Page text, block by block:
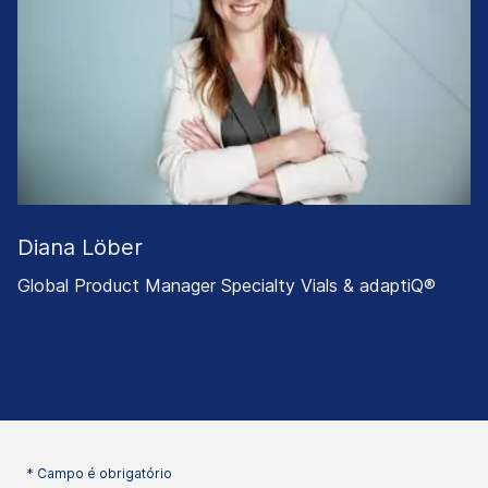
Diana Löber
Global Product Manager Specialty Vials & adaptiQ®
* Campo é obrigatório